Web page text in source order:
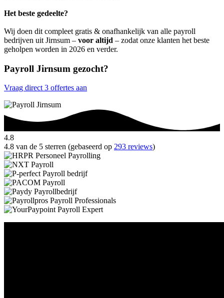
Het beste gedeelte?
Wij doen dit compleet gratis & onafhankelijk van alle payroll
bedrijven uit Jirnsum – voor altijd – zodat onze klanten het beste
geholpen worden in 2026 en verder.
Payroll Jirnsum gezocht?
Vraag direct 3 offertes aan
4.8
4.8 van de 5 sterren (gebaseerd op 293 reviews)